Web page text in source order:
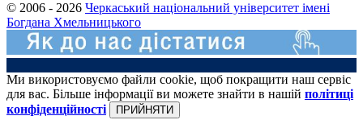
© 2006 - 2026 Черкаський національний університет імені
Богдана Хмельницького
Ми використовуємо файли cookie, щоб покращити наш сервіс
для вас. Більше інформації ви можете знайти в нашій політиці
конфіденційності
ПРИЙНЯТИ